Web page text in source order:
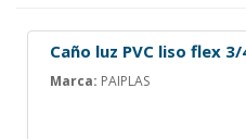
Caño luz PVC liso flex
Marca: PAIPLAS